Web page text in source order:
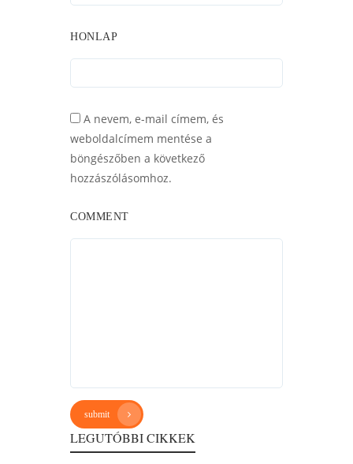
HONLAP
A nevem, e-mail címem, és
weboldalcímem mentése a
böngészőben a következő
hozzászólásomhoz.
COMMENT
submit
LEGUTÓBBI CIKKEK